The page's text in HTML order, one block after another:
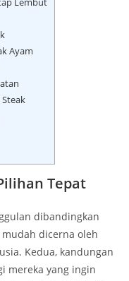
Ayam
Tepat
dibandingkan
dicerna oleh
Kedua, kandungan
mereka yang ingin